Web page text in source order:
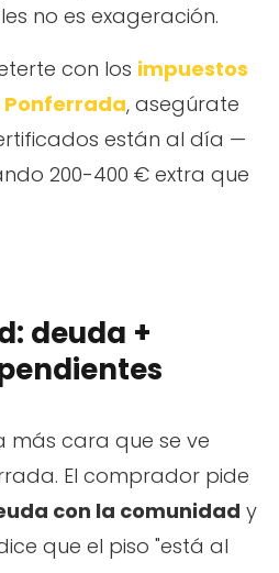
no es exageración.
con los impuestos
Ponferrada, asegúrate
están al día —
200-400 € extra que
deuda +
cara que se ve
El comprador pide
con la comunidad y
que el piso "está al